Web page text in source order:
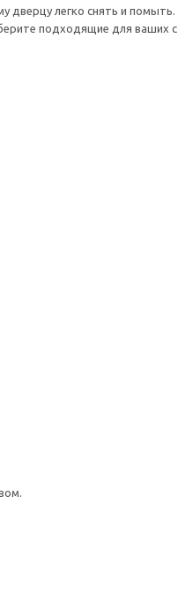
дверцу легко снять и помыть.
подходящие для ваших